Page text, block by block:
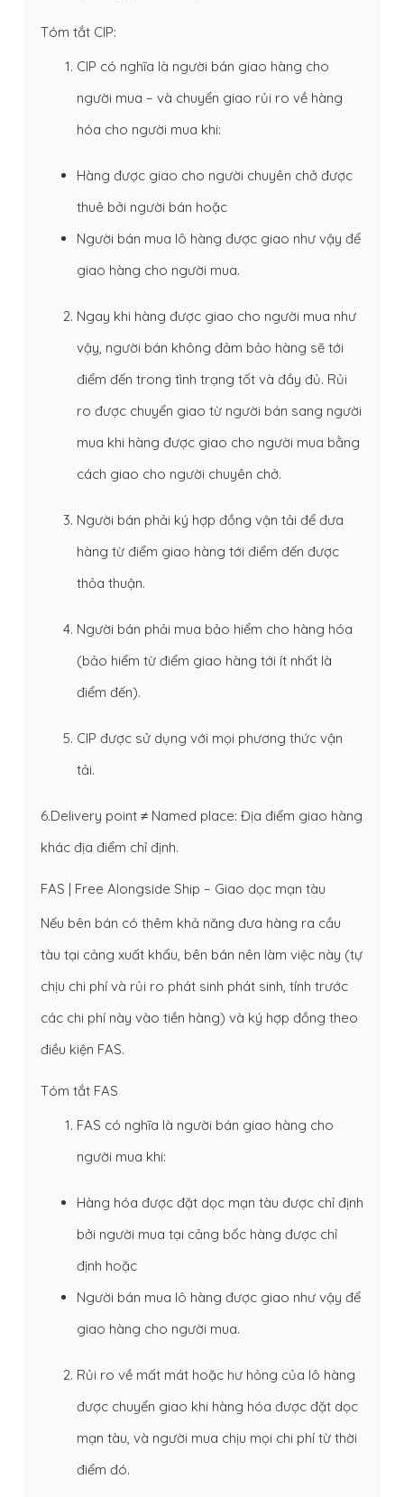
Tóm tắt CIP:
CIP có nghĩa là người bán giao hàng cho
người mua – và chuyển giao rủi ro về hàng
hóa cho người mua khi:
Hàng được giao cho người chuyên chở được
thuê bởi người bán hoặc
Người bán mua lô hàng được giao như vậy để
giao hàng cho người mua.
Ngay khi hàng được giao cho người mua như
vậy, người bán không đảm bảo hàng sẽ tới
điểm đến trong tình trạng tốt và đầy đủ. Rủi
ro được chuyển giao từ người bán sang người
mua khi hàng được giao cho người mua bằng
cách giao cho người chuyên chở.
Người bán phải ký hợp đồng vận tải để đưa
hàng từ điểm giao hàng tới điểm đến được
thỏa thuận.
Người bán phải mua bảo hiểm cho hàng hóa
(bảo hiểm từ điểm giao hàng tới ít nhất là
điểm đến).
CIP được sử dụng với mọi phương thức vận
tải.
6.Delivery point ≠ Named place: Địa điểm giao hàng
khác địa điểm chỉ định.
FAS | Free Alongside Ship – Giao dọc mạn tàu
Nếu bên bán có thêm khả năng đưa hàng ra cầu
tàu tại cảng xuất khẩu, bên bán nên làm việc này (tự
chịu chi phí và rủi ro phát sinh phát sinh, tính trước
các chi phí này vào tiền hàng) và ký hợp đồng theo
điều kiện FAS.
Tóm tắt FAS
FAS có nghĩa là người bán giao hàng cho
người mua khi:
Hàng hóa được đặt dọc mạn tàu được chỉ định
bởi người mua tại cảng bốc hàng được chỉ
định hoặc
Người bán mua lô hàng được giao như vậy để
giao hàng cho người mua.
Rủi ro về mất mát hoặc hư hỏng của lô hàng
được chuyển giao khi hàng hóa được đặt dọc
mạn tàu, và người mua chịu mọi chi phí từ thời
điểm đó.